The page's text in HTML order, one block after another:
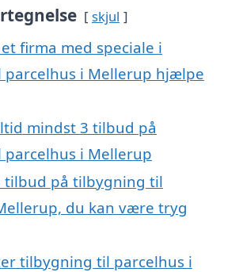
skjul
firma med speciale i
i Mellerup hjælpe
mindst 3 tilbud på
i Mellerup
tilbud på tilbygning til
du kan være tryg
tilbygning til parcelhus i